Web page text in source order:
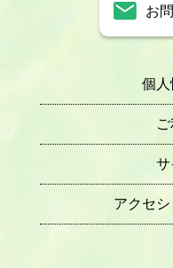
お
個人
サ
アクセ